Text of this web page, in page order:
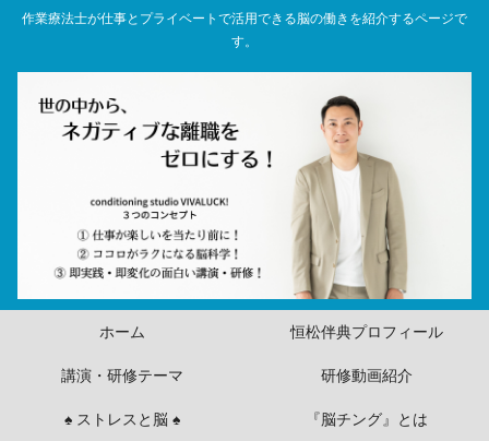
作業療法士が仕事とプライベートで活用できる脳の働きを紹介するページで
す。
ホーム 恒松伴典プロフィール
講演・研修テーマ 研修動画紹介
♠ ストレスと脳 ♠ 『脳チング』とは